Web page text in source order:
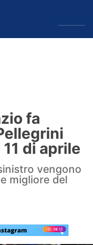
fa
di aprile
vengono
migliore del